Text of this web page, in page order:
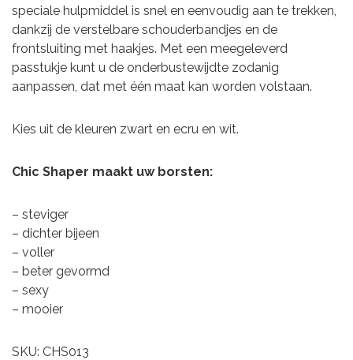
speciale hulpmiddel is snel en eenvoudig aan te trekken,
dankzij de verstelbare schouderbandjes en de
frontsluiting met haakjes. Met een meegeleverd
passtukje kunt u de onderbustewijdte zodanig
aanpassen, dat met één maat kan worden volstaan.
Kies uit de kleuren zwart en ecru en wit.
Chic Shaper maakt uw borsten:
– steviger
– dichter bijeen
– voller
– beter gevormd
– sexy
– mooier
SKU: CHS013